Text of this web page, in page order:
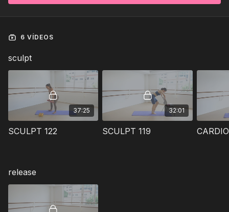
6 VÍDEOS
sculpt
37:25
SCULPT 122
32:01
SCULPT 119
release